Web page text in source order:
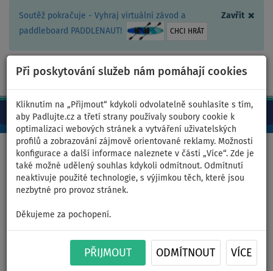
Zavřít ×
Soutěž pokračuje - Vyhraj virtuální závod a
paddleboard PADDLENAUT!
CHCI HRÁT
Při poskytování služeb nám pomáhají cookies
Kliknutím na „Přijmout“ kdykoli odvolatelně souhlasíte s tím,
aby Padlujte.cz a třetí strany používaly soubory cookie k
optimalizaci webových stránek a vytváření uživatelských
profilů a zobrazování zájmově orientované reklamy. Možnosti
konfigurace a další informace naleznete v části „Více“. Zde je
také možné udělený souhlas kdykoli odmítnout. Odmítnutí
neaktivuje použité technologie, s výjimkou těch, které jsou
nezbytné pro provoz stránek.
Děkujeme za pochopení.
PŘIJMOUT ODMÍTNOUT VÍCE
CZ/Kč +420 467 409 090 0ks
Domů >PaddleBlog >Mistrovství ČR v paddleboardingu 2022 -
Dalešická přehrada
Mistrovství ČR v
paddleboardingu 2022 -
Dalešická přehrada